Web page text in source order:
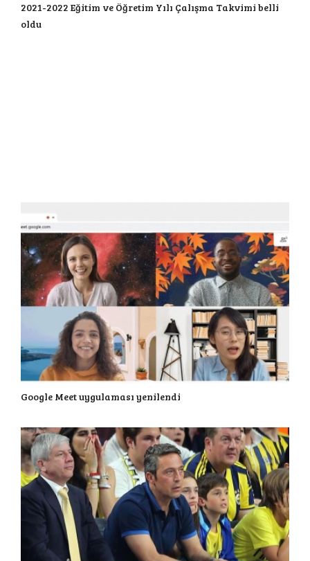
2021-2022 Eğitim ve Öğretim Yılı Çalışma Takvimi belli
oldu
Google Meet uygulaması yenilendi